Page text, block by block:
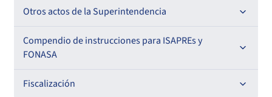
Decretos con Fuerza de Ley
Decretos
Para ISAPREs y FONASA
Circulares
Para Prestadores Institucionales
Otros actos de la Superintendencia
Antecedentes preparatorios de normas que afecten a
EMT Ley N° 20.416
Comisión Evaluadora de Licitaciones Públicas
Compendio de instrucciones para ISAPREs y
FONASA
Compendio Beneficios
Fiscalización